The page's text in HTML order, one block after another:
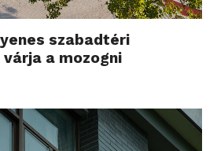
szabadtéri
a mozogni